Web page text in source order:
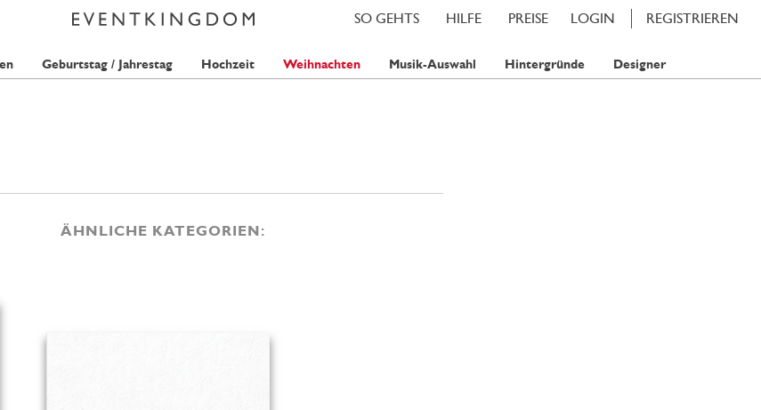
LOGIN REGISTRIEREN
PREISE
HILFE
SO GEHTS
Geburtstag / Jahrestag Hochzeit Weihnachten Musik-Auswahl Hintergründe Designer
ÄHNLICHE KATEGORIEN: